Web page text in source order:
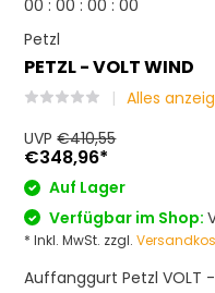
00 :00 :00 :00
Petzl
PETZL - VOLT WIND
Alles
UVP€410,55
€348,96*
Auf Lager
Verfügbar im Shop:
* Inkl. MwSt. zzgl.
Auffanggurt Petzl